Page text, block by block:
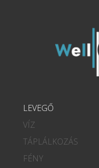
LEVEGŐ
VÍZ
TÁPLÁLKOZÁS
FÉNY